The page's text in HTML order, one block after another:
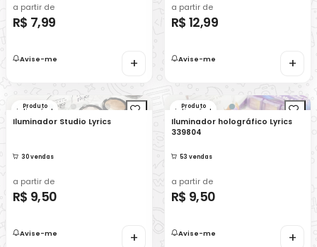
a partir de
R$ 7,99
Avise-me +
a partir de
R$ 12,99
Avise-me +
Produto
indisponível
Iluminador Studio Lyrics
30 vendas
a partir de
R$ 9,50
Avise-me +
Produto
indisponível
Iluminador holográfico Lyrics
339804
53 vendas
a partir de
R$ 9,50
Avise-me +